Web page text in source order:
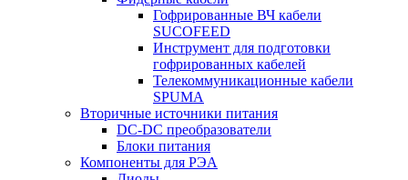
Гофрированные ВЧ кабели
SUCOFEED
Инструмент для подготовки
гофрированных кабелей
Телекоммуникационные кабели
SPUMA
Вторичные источники питания
DC-DC преобразователи
Блоки питания
Компоненты для РЭА